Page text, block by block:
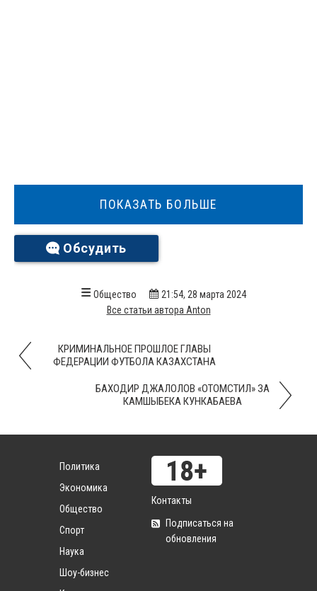
ПОКАЗАТЬ БОЛЬШЕ
Обсудить
Общество
21:54, 28 марта 2024
Все статьи автора Anton
КРИМИНАЛЬНОЕ ПРОШЛОЕ ГЛАВЫ
ФЕДЕРАЦИИ ФУТБОЛА КАЗАХСТАНА
БАХОДИР ДЖАЛОЛОВ «ОТОМСТИЛ» ЗА
КАМШЫБЕКА КУНКАБАЕВА
Политика
Экономика
Общество
Спорт
Наука
Шоу-бизнес
Контакты
Подписаться на
обновления